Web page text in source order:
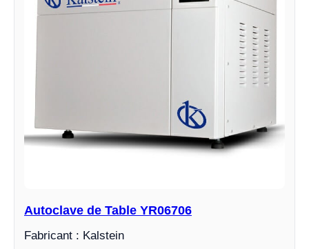
Autoclave de Table YR06706
Fabricant : Kalstein